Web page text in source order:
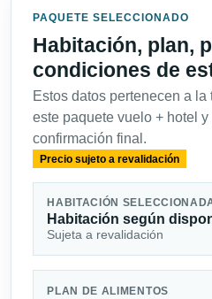
PAQUETE SELECCIONADO
Habitación, plan,
condiciones de
Estos datos pertenecen a
este paquete vuelo + hotel
confirmación final.
Precio sujeto a revalidación
HABITACIÓN
Habitación según
Sujeta a revalidación
PLAN DE ALIMENTOS